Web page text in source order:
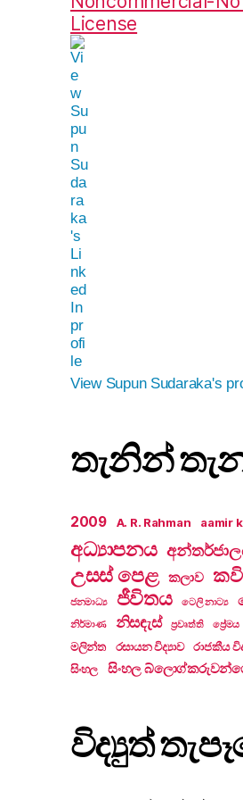
License
View Supun Sudaraka's
තැනින්
2009 A. R. Rahman aamir
අධ්‍යාපනය
උසස් පෙළ කලාව කවි
ජනමාධ්‍ය ජීවිතය ටෙලි නාට්‍ය
නිර්මාණ නිසඳැස් ප්‍රවෘත්ති ප්‍රේමය
මලින්ත රසායන විද්‍යාව
රාජකීය
සිංහල
සිංහල
විද්‍යුත්